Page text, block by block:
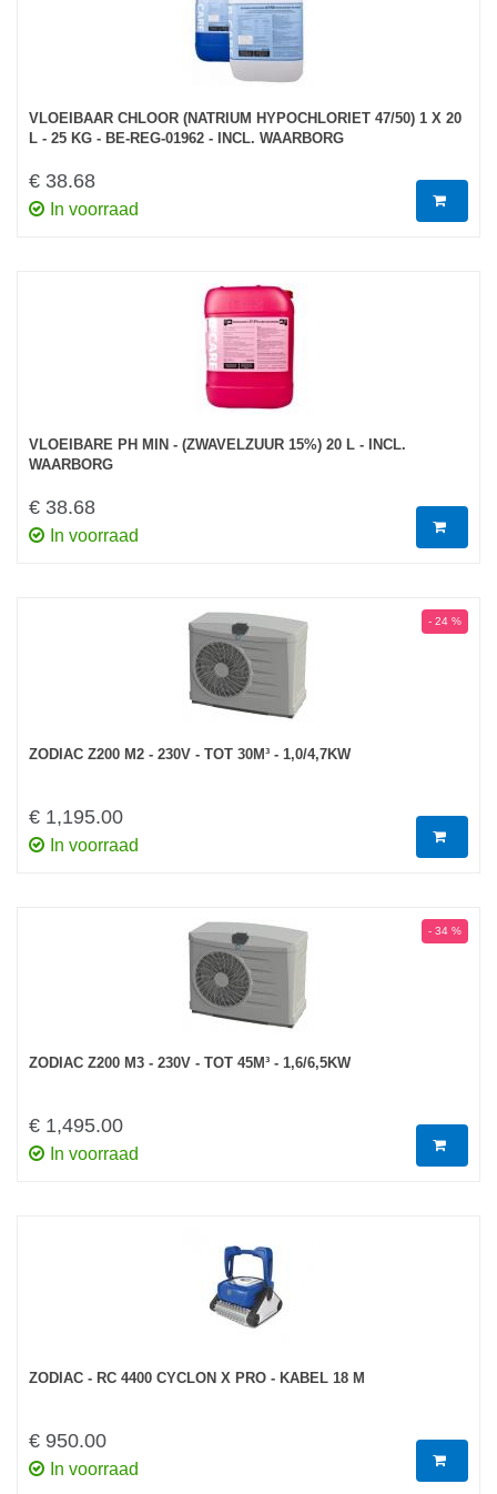
VLOEIBAAR CHLOOR (NATRIUM HYPOCHLORIET 47/50) 1 X 20
L - 25 KG - BE-REG-01962 - INCL. WAARBORG
€ 38.68
In voorraad
VLOEIBARE PH MIN - (ZWAVELZUUR 15%) 20 L - INCL.
WAARBORG
€ 38.68
In voorraad
- 24 %
ZODIAC Z200 M2 - 230V - TOT 30M³ - 1,0/4,7KW
€ 1,195.00
In voorraad
- 34 %
ZODIAC Z200 M3 - 230V - TOT 45M³ - 1,6/6,5KW
€ 1,495.00
In voorraad
ZODIAC - RC 4400 CYCLON X PRO - KABEL 18 M
€ 950.00
In voorraad